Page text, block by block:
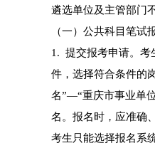
遴选单位及主管部门
（一）公共科目笔试
1. 提交报考申请。考
件，选择符合条件的
名”—“重庆市事业单
名。报名时，应准确
考生只能选择报名系